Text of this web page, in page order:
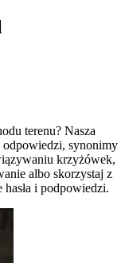
terenu? Nasza
synonimy
krzyżówek,
albo skorzystaj z
i podpowiedzi.